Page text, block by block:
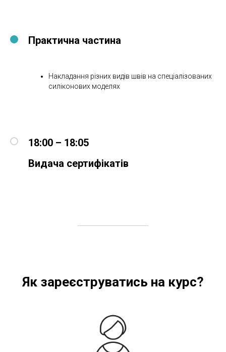
Практична частина
Накладання різних видів швів на спеціалізованих
силіконових моделях
18:00 – 18:05
Видача сертифікатів
Як зареєструватись на курс?